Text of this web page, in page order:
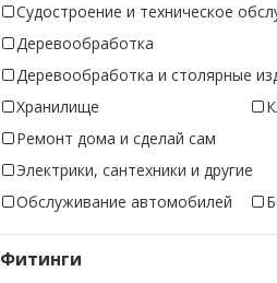
Судостроение и техническое
Деревообработка
Деревообработка и столярные
Хранилище
Ремонт дома и сделай сам
Электрики, сантехники и другие
Обслуживание автомобилей
Фитинги